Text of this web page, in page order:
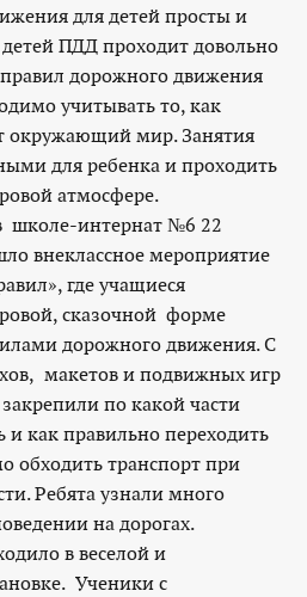
для детей просты и
ПДД проходит довольно
дорожного движения
учитывать то, как
окружающий мир. Занятия
для ребенка и проходить
атмосфере.
интернат №6 22
внеклассное мероприятие
где учащиеся
сказочной форме
дорожного движения. С
макетов и подвижных игр
по какой части
и как правильно переходить
обходить транспорт при
Ребята узнали много
на дорогах.
в веселой и
Ученики с